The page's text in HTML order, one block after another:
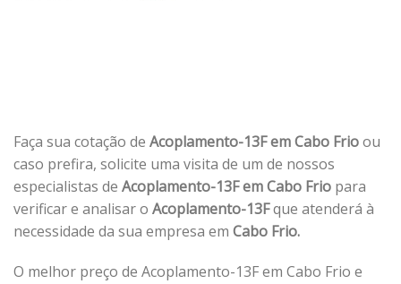
Faça sua cotação de Acoplamento-13F em Cabo Frioou
caso prefira, solicite uma visita de um de nossos
especialistas de Acoplamento-13F em Cabo Frio para
verificar e analisar o Acoplamento-13Fque atenderá à
necessidade da sua empresa em Cabo Frio.
O melhor preço de Acoplamento-13F em Cabo Frio e